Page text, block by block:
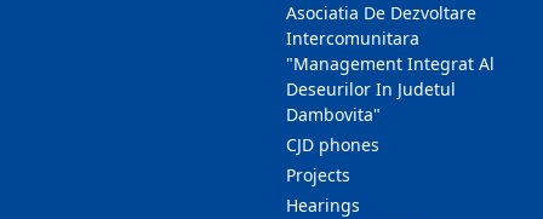
Asociatia De Dezvoltare
Intercomunitara
"Management Integrat Al
Deseurilor In Judetul
Dambovita"
CJD phones
Projects
Hearings